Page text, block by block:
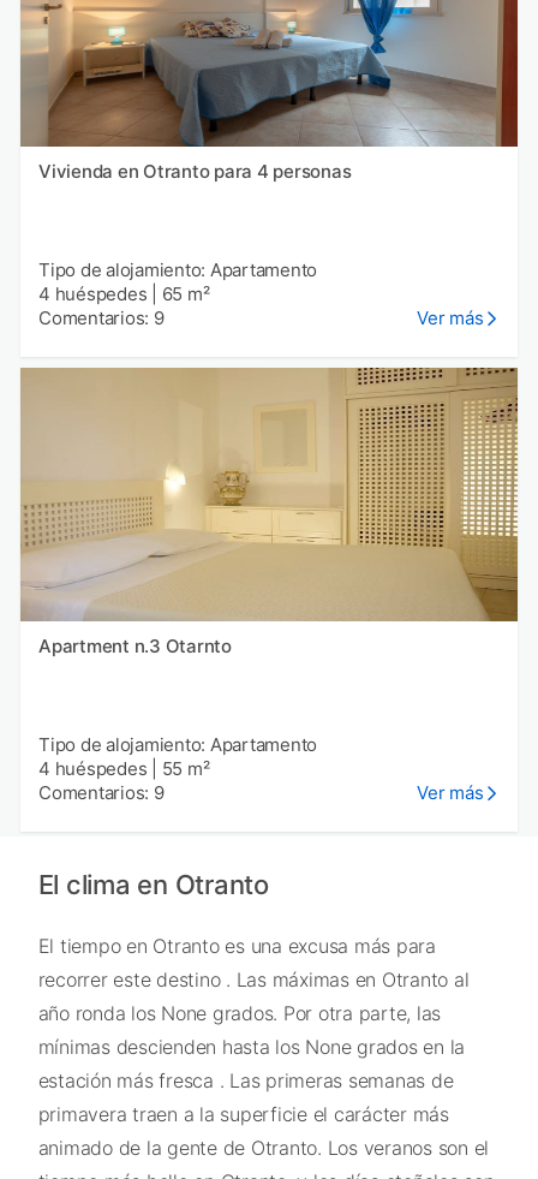
Vivienda en Otranto para 4 personas
Tipo de alojamiento: Apartamento
4 huéspedes
65 m²
Comentarios: 9
Ver más
Apartment n.3 Otarnto
Tipo de alojamiento: Apartamento
4 huéspedes
55 m²
Comentarios: 9
Ver más
El clima en Otranto
El tiempo en Otranto es una excusa más para
recorrer este destino . Las máximas en Otranto al
año ronda los None grados. Por otra parte, las
mínimas descienden hasta los None grados en la
estación más fresca . Las primeras semanas de
primavera traen a la superficie el carácter más
animado de la gente de Otranto. Los veranos son el